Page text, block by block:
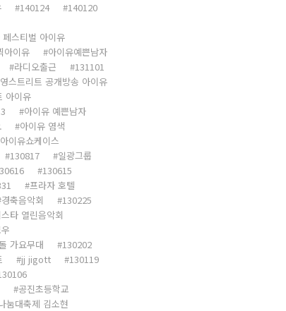
140124
140120
페스티벌 아이유
아이유
아이유예쁜남자
라디오출근
131101
스트리트 공개방송 아이유
아이유
아이유 예쁜남자
아이유 염색
아이유쇼케이스
130817
일광그룹
130615
프라자 호텔
경축음악회
130225
타 열린음악회
가요무대
130202
jj jigott
130119
공진초등학교
눔대축제 김소현